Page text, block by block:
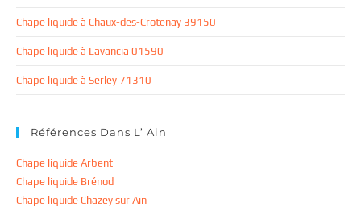
Chape liquide à Chaux-des-Crotenay 39150
Chape liquide à Lavancia 01590
Chape liquide à Serley 71310
Références Dans L’ Ain
Chape liquide Arbent
Chape liquide Brénod
Chape liquide Chazey sur Ain